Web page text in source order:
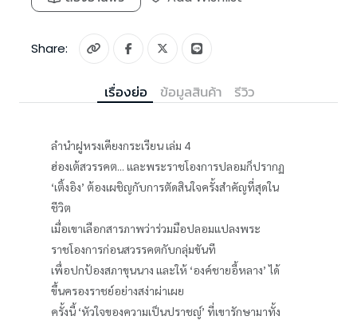
Share:
เรื่องย่อ ข้อมูลสินค้า รีวิว
ลำนำฝูหรงเคียงกระเรียน เล่ม 4
ฮ่องเต้สวรรคต... และพระราชโองการปลอมก็ปรากฏ
‘เติ้งอิง’ ต้องเผชิญกับการตัดสินใจครั้งสำคัญที่สุดใน
ชีวิต
เมื่อเขาเลือกสารภาพว่าร่วมมือปลอมแปลงพระ
ราชโองการก่อนสวรรคตกับกลุ่มขันที
เพื่อปกป้องสภาขุนนาง และให้ ‘องค์ชายอี้หลาง’ ได้
ขึ้นครองราชย์อย่างสง่าผ่าเผย
ครั้งนี้ ‘หัวใจของความเป็นปราชญ์’ ที่เขารักษามาทั้ง